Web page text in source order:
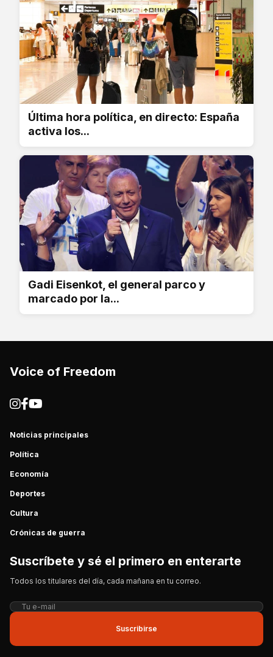
Última hora política, en directo: España
activa los...
Gadi Eisenkot, el general parco y
marcado por la...
Voice of Freedom
Noticias principales
Política
Economía
Deportes
Cultura
Crónicas de guerra
Suscríbete y sé el primero en enterarte
Todos los titulares del día, cada mañana en tu correo.
Suscribirse